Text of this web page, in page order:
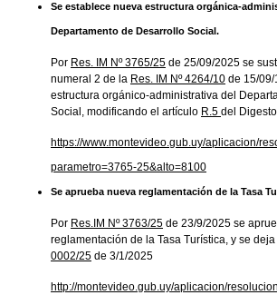
Se establece nueva estructura orgánica-
Departamento de Desarrollo Social.
Por Res. IM Nº 3765/25 de 25/09/2025 se
numeral 2 de la Res. IM Nº 4264/10 de 15/
estructura orgánico-administrativa del
Social, modificando el artículo R.5 del
https://www.montevideo.gub.uy/aplicacion/
parametro=3765-25&alto=8100
Se aprueba nueva reglamentación de la Tasa
Por Res.IM Nº 3763/25 de 23/9/2025 se
reglamentación de la Tasa Turística, y se
0002/25 de 3/1/2025
http://montevideo.gub.uy/aplicacion/